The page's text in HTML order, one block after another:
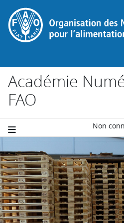
Passer au contenu principal
Académie
FAO
Non